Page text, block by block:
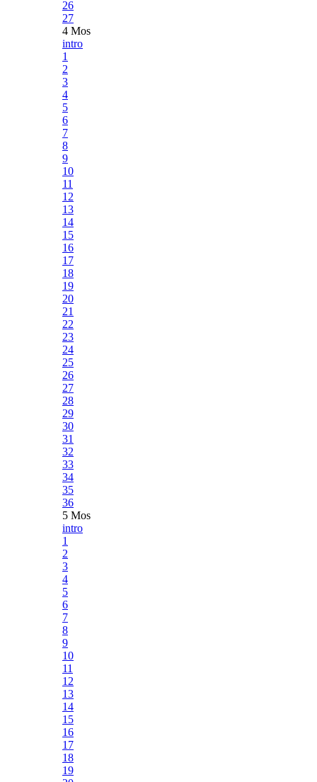
26
27
4 Mos
intro
1
2
3
4
5
6
7
8
9
10
11
12
13
14
15
16
17
18
19
20
21
22
23
24
25
26
27
28
29
30
31
32
33
34
35
36
5 Mos
intro
1
2
3
4
5
6
7
8
9
10
11
12
13
14
15
16
17
18
19